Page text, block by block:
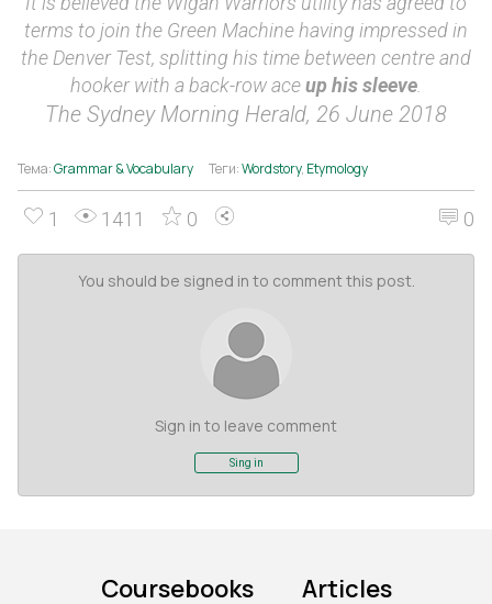
terms to join the Green Machine having impressed in
the Denver Test, splitting his time between centre and
hooker with a back-row aceup his sleeve
The Sydney Morning Herald, 26 June 2018
Тема:Grammar & Vocabulary Теги:Wordstory, Etymology
1 1411 0 0
You should be signed in to comment this post.
Sign in to leave comment
Sing in
Coursebooks Articles